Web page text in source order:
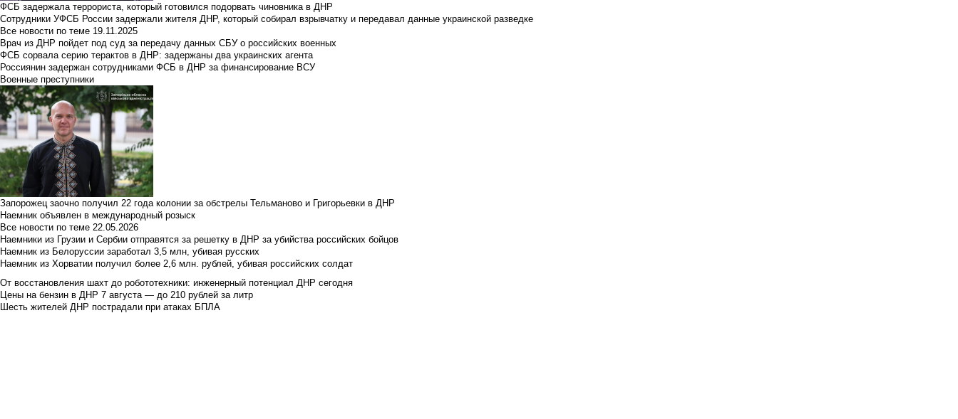
ФСБ задержала террориста, который готовился подорвать чиновника в ДНР
Сотрудники УФСБ России задержали жителя ДНР, который собирал взрывчатку и передавал данные украинской разведке
Все новости по теме 19.11.2025
Врач из ДНР пойдет под суд за передачу данных СБУ о российских военных
ФСБ сорвала серию терактов в ДНР: задержаны два украинских агента
Россиянин задержан сотрудниками ФСБ в ДНР за финансирование ВСУ
Военные преступники
Запорожец заочно получил 22 года колонии за обстрелы Тельманово и Григорьевки в ДНР
Наемник объявлен в международный розыск
Все новости по теме 22.05.2026
Наемники из Грузии и Сербии отправятся за решетку в ДНР за убийства российских бойцов
Наемник из Белоруссии заработал 3,5 млн, убивая русских
Наемник из Хорватии получил более 2,6 млн. рублей, убивая российских солдат
От восстановления шахт до робототехники: инженерный потенциал ДНР сегодня
Цены на бензин в ДНР 7 августа — до 210 рублей за литр
Шесть жителей ДНР пострадали при атаках БПЛА